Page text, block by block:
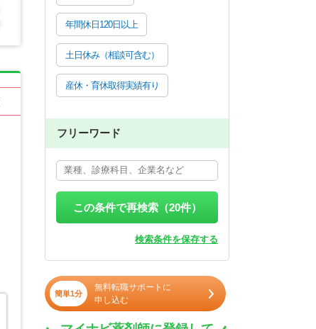
年間休日120日以上
土日休み（相談可含む）
産休・育休取得実績有り
フリーワード
この条件で再検索（20件）
検索条件を保存する
簡単1分
無料転職サポートに
申し込む